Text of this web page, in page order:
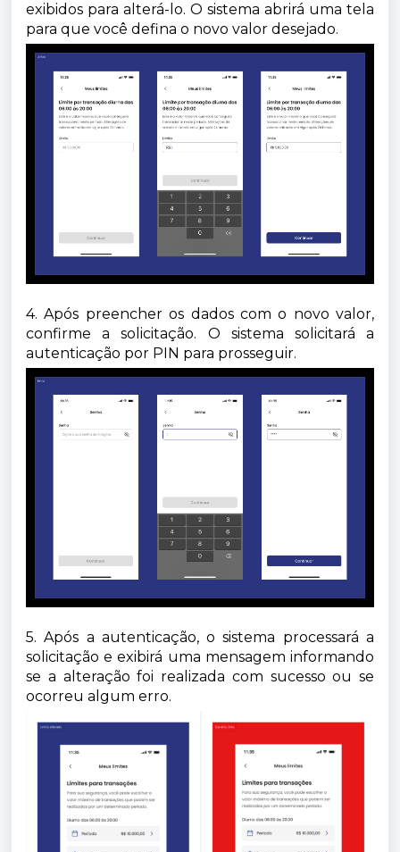
exibidos para alterá-lo. O sistema abrirá uma tela
para que você defina o novo valor desejado.
4. Após preencher os dados com o novo valor,
confirme a solicitação. O sistema solicitará a
autenticação por PIN para prosseguir.
5. Após a autenticação, o sistema processará a
solicitação e exibirá uma mensagem informando
se a alteração foi realizada com sucesso ou se
ocorreu algum erro.